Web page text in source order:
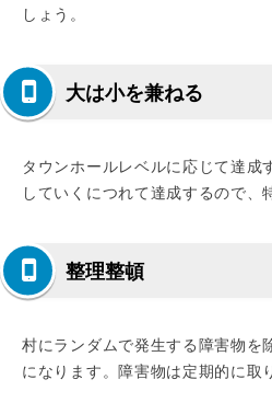
しょう。
大は小を兼ねる
タウンホールレベルに応じて達
していくにつれて達成するので
整理整頓
村にランダムで発生する障害物
になります。障害物は定期的に取